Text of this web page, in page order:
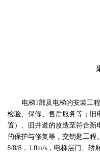
电梯1部及电梯的安装工
检验、保修、售后服务等；旧
置）、旧井道的改造至符合新
的保护与修复等，交钥匙工程
8/8/8，1.0m/s，电梯层门、轿